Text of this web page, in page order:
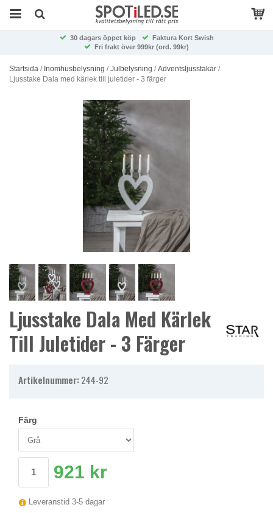
30 dagars öppet köp
Faktura Kort Swish
Fri frakt över 999kr (ord. 99kr)
Startsida / Inomhusbelysning /Julbelysning /Adventsljusstakar /
Ljusstake Dala med kärlek till juletider - 3 färger
Ljusstake Dala Med Kärlek
Till Juletider - 3 Färger
Artikelnummer:244-92
Färg
921 kr
Leveranstid 3-5 dagar